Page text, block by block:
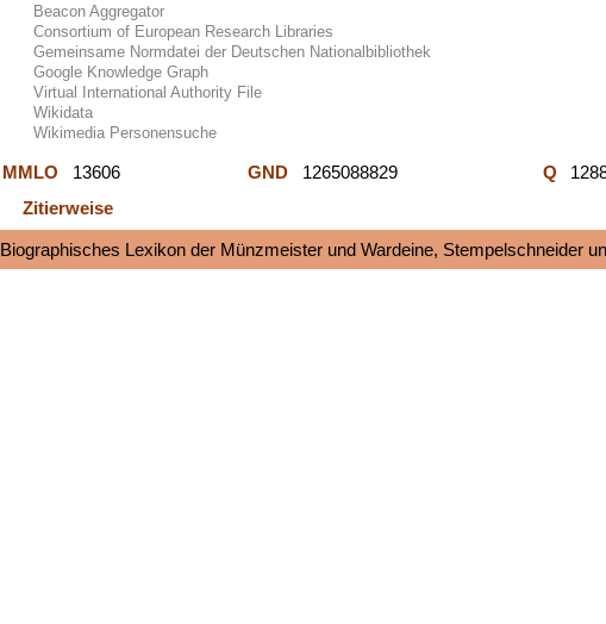
Beacon Aggregator
Consortium of European Research Libraries
Gemeinsame Normdatei der Deutschen Nationalbibliothek
Google Knowledge Graph
Virtual International Authority File
Wikidata
Wikimedia Personensuche
MMLO 13606 GND 1265088829 Q
Zitierweise
Biographisches Lexikon der Münzmeister und Wardeine, Stempelschneider